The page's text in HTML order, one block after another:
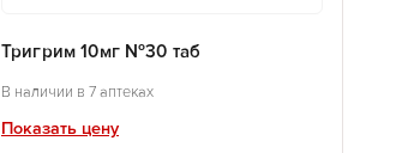
Тригрим 10мг №30 таб
В наличии в 7 аптеках
Показать цену